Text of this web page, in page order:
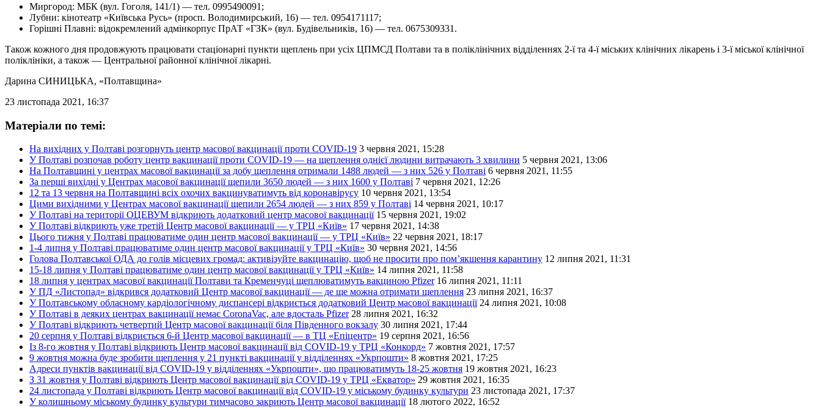
Миргород: МБК (вул. Гоголя, 141/1) — тел. 0995490091;
Лубни: кінотеатр «Київська Русь» (просп. Володимирський, 16) — тел. 0954171117;
Горішні Плавні: відокремлений адмінкорпус ПрАТ «ГЗК» (вул. Будівельників, 16) — тел. 0675309331.
Також кожного дня продовжують працювати стаціонарні пункти щеплень при усіх ЦПМСД Полтави та в поліклінічних відділеннях 2-ї та 4-ї міських клінічних лікарень і 3-ї міської клінічної
поліклініки, а також — Центральної районної клінічної лікарні.
Дарина СИНИЦЬКА, «Полтавщина»
23 листопада 2021, 16:37
Матеріали по темі:
На вихідних у Полтаві розгорнуть центр масової вакцинації проти COVID-19 3 червня 2021, 15:28
У Полтаві розпочав роботу центр вакцинації проти COVID-19 — на щеплення однієї людини витрачають 3 хвилини 5 червня 2021, 13:06
На Полтавщині у центрах масової вакцинації за добу щеплення отримали 1488 людей — з них 526 у Полтаві 6 червня 2021, 11:55
За перші вихідні у Центрах масової вакцинації щепили 3650 людей — з них 1600 у Полтаві 7 червня 2021, 12:26
12 та 13 червня на Полтавщині всіх охочих вакцинуватимуть від коронавірусу 10 червня 2021, 13:54
Цими вихідними у Центрах масової вакцинації щепили 2654 людей — з них 859 у Полтаві 14 червня 2021, 10:17
У Полтаві на території ОЦЕВУМ відкриють додатковий центр масової вакцинації 15 червня 2021, 19:02
У Полтаві відкриють уже третій Центр масової вакцинації — у ТРЦ «Київ» 17 червня 2021, 14:38
Цього тижня у Полтаві працюватиме один центр масової вакцинації — у ТРЦ «Київ» 22 червня 2021, 18:17
1-4 липня у Полтаві працюватиме один центр масової вакцинації у ТРЦ «Київ» 30 червня 2021, 14:56
Голова Полтавської ОДА до голів місцевих громад: активізуйте вакцинацію, щоб не просити про пом’якшення карантину 12 липня 2021, 11:31
15-18 липня у Полтаві працюватиме один центр масової вакцинації у ТРЦ «Київ» 14 липня 2021, 11:58
18 липня у центрах масової вакцинації Полтави та Кременчуці щеплюватимуть вакциною Pfizer 16 липня 2021, 11:11
У ПД «Листопад» відкрився додатковий Центр масової вакцинації — де ще можна отримати щеплення 23 липня 2021, 16:37
У Полтавському обласному кардіологічному диспансері відкриється додатковий Центр масової вакцинації 24 липня 2021, 10:08
У Полтаві в деяких центрах вакцинації немає CoronaVac, але вдосталь Pfizer 28 липня 2021, 16:32
У Полтаві відкриють четвертий Центр масової вакцинації біля Південного вокзалу 30 липня 2021, 17:44
20 серпня у Полтаві відкриється 6-й Центр масової вакцинації — в ТЦ «Епіцентр» 19 серпня 2021, 16:56
Із 8-го жовтня у Полтаві відкриють Центр масової вакцинації від COVID-19 у ТРЦ «Конкорд» 7 жовтня 2021, 17:57
9 жовтня можна буде зробити щеплення у 21 пункті вакцинації у відділеннях «Укрпошти» 8 жовтня 2021, 17:25
Адреси пунктів вакцинації від COVID-19 у відділеннях «Укрпошти», що працюватимуть 18-25 жовтня 19 жовтня 2021, 16:23
З 31 жовтня у Полтаві відкриють Центр масової вакцинації від COVID-19 у ТРЦ «Екватор» 29 жовтня 2021, 16:35
24 листопада у Полтаві відкриють Центр масової вакцинації від COVID-19 у міському будинку культури 23 листопада 2021, 17:37
У колишньому міському будинку культури тимчасово закриють Центр масової вакцинації 18 лютого 2022, 16:52